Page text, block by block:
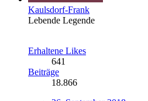
Kaulsdorf-Frank
Lebende Legende
Erhaltene Likes
641
Beiträge
18.866